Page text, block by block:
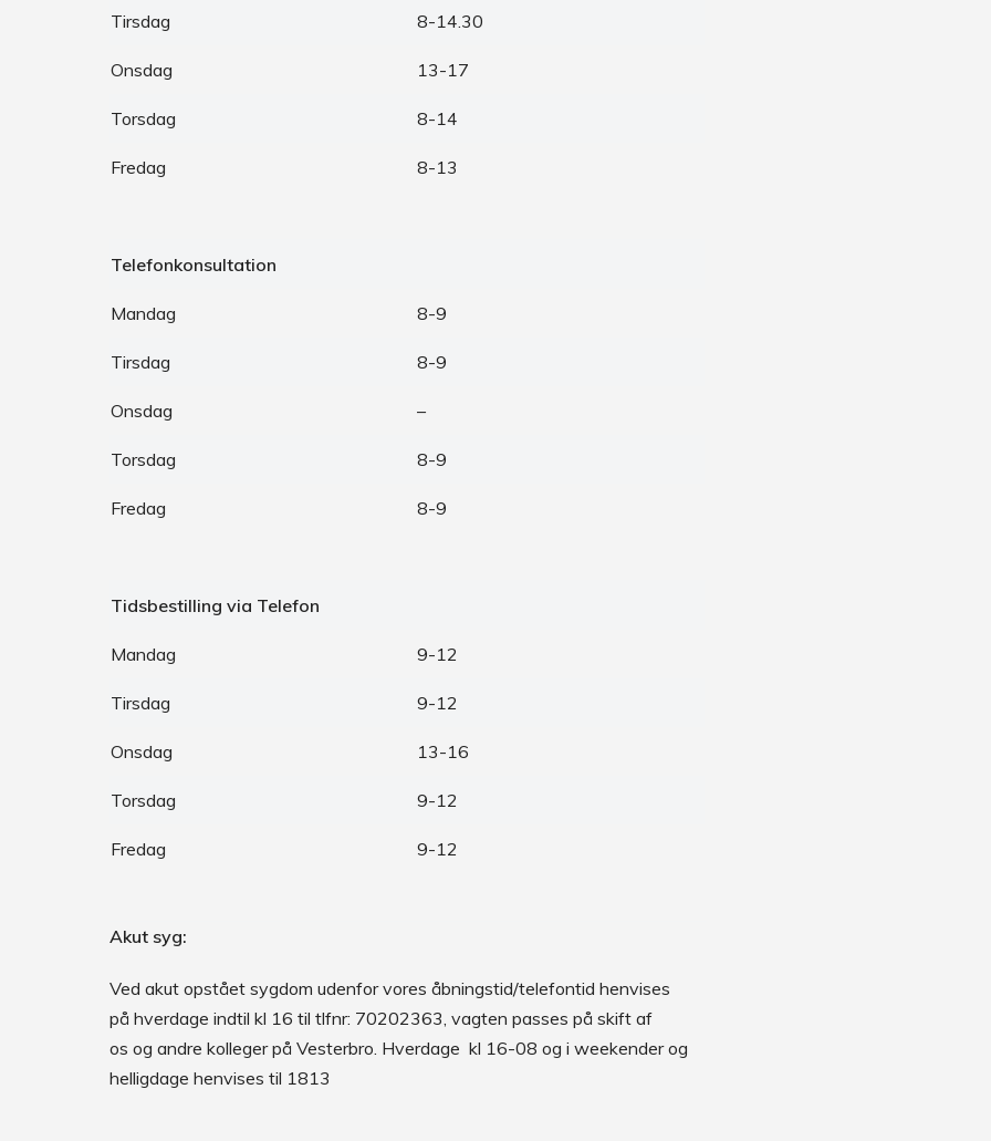
Tirsdag 8-14.30
Onsdag 13-17
Torsdag 8-14
Fredag 8-13
Telefonkonsultation
Mandag 8-9
Tirsdag 8-9
Onsdag –
Torsdag 8-9
Fredag 8-9
Tidsbestilling via Telefon
Mandag 9-12
Tirsdag 9-12
Onsdag 13-16
Torsdag 9-12
Fredag 9-12
Akut syg:
Ved akut opstået sygdom udenfor vores åbningstid/telefontid henvises
på hverdage indtil kl 16 til tlfnr: 70202363, vagten passes på skift af
os og andre kolleger på Vesterbro. Hverdage kl 16-08 og i weekender og
helligdage henvises til 1813